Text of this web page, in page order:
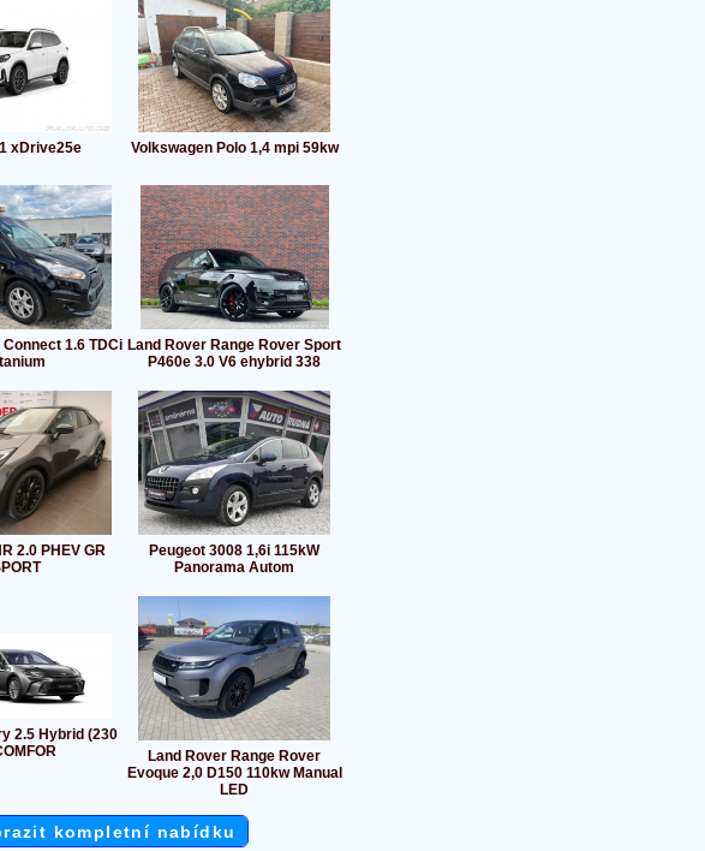
xDrive25e Volkswagen Polo 1,4 mpi 59kw
Connect 1.6 TDCi Land Rover Range Rover Sport
P460e 3.0 V6 ehybrid 338
2.0 PHEV GR
Peugeot 3008 1,6i 115kW
Panorama Autom
2.5 Hybrid (230
Land Rover Range Rover
Evoque 2,0 D150 110kw Manual
LED
kompletní nabídku